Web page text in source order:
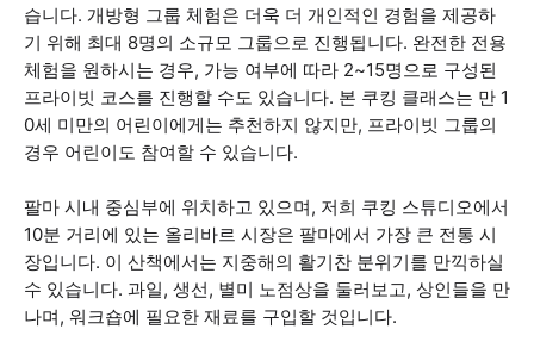
습니다. 개방형 그룹 체험은 더욱 더 개인적인 경험을 제공하
기 위해 최대 8명의 소규모 그룹으로 진행됩니다. 완전한 전용
체험을 원하시는 경우, 가능 여부에 따라 2~15명으로 구성된
프라이빗 코스를 진행할 수도 있습니다. 본 쿠킹 클래스는 만 1
0세 미만의 어린이에게는 추천하지 않지만, 프라이빗 그룹의
경우 어린이도 참여할 수 있습니다.
팔마 시내 중심부에 위치하고 있으며, 저희 쿠킹 스튜디오에서
10분 거리에 있는 올리바르 시장은 팔마에서 가장 큰 전통 시
장입니다. 이 산책에서는 지중해의 활기찬 분위기를 만끽하실
수 있습니다. 과일, 생선, 별미 노점상을 둘러보고, 상인들을 만
나며, 워크숍에 필요한 재료를 구입할 것입니다.